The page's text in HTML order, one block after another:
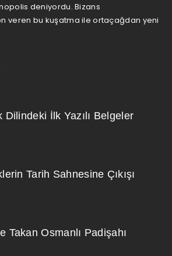
deniyordu. Bizans
veren bu kuşatma ile ortaçağdan yeni
Dilindeki İlk Yazılı Belgeler
Tarih Sahnesine Çıkışı
Takan Osmanlı Padişahı